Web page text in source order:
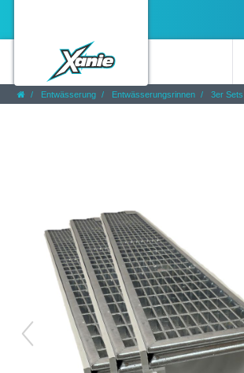
Entwässerung Entwässerungsrinnen 3er Sets